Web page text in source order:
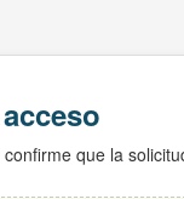
que la